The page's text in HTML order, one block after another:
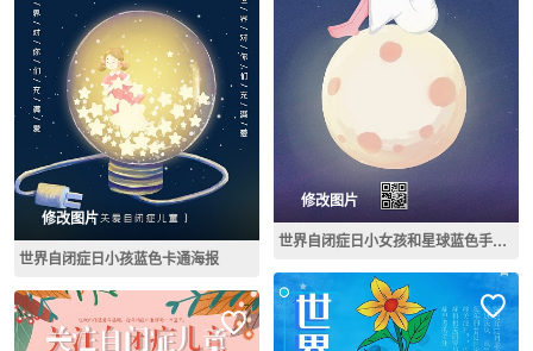
修改图片
世界自闭症日小孩蓝色卡通海报
修改图片
世界自闭症日小女孩和星球蓝色手绘插画手机海报世界自闭症日海报